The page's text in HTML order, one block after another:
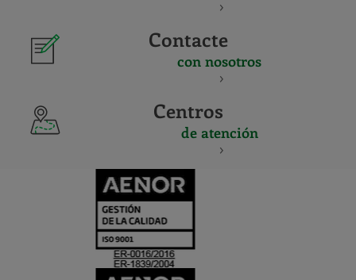
Contacte
con nosotros
Centros
de atención